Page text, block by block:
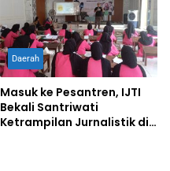
Daerah
Masuk ke Pesantren, IJTI
Bekali Santriwati
Ketrampilan Jurnalistik di